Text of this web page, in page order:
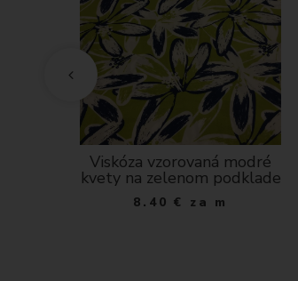
Viskóza vzorovaná modré
kvety na zelenom podklade
8.40 € za m